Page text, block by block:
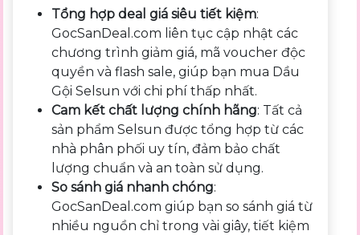
Tổng hợp deal giá siêu tiết kiệm:
GocSanDeal.com liên tục cập nhật các
chương trình giảm giá, mã voucher độc
quyền và flash sale, giúp bạn mua Dầu
Gội Selsun với chi phí thấp nhất.
Cam kết chất lượng chính hãng: Tất cả
sản phẩm Selsun được tổng hợp từ các
nhà phân phối uy tín, đảm bảo chất
lượng chuẩn và an toàn sử dụng.
So sánh giá nhanh chóng:
GocSanDeal.com giúp bạn so sánh giá từ
nhiều nguồn chỉ trong vài giây, tiết kiệm